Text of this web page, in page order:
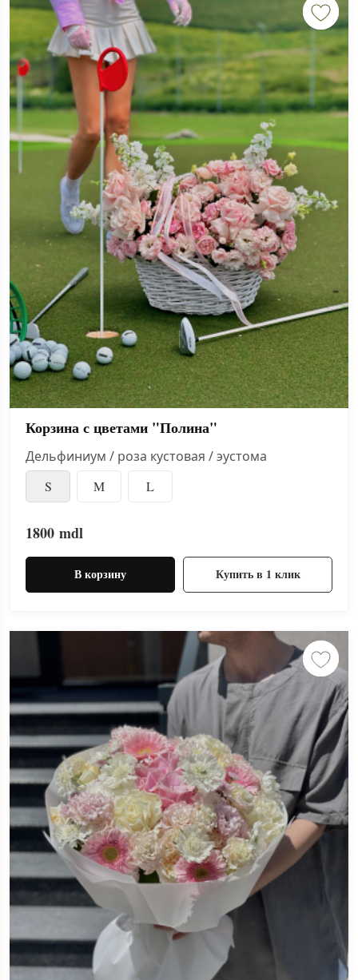
Корзина с цветами "Полина"
Дельфиниум / роза кустовая / эустома
S M L
1800 mdl
В корзину Купить в 1 клик